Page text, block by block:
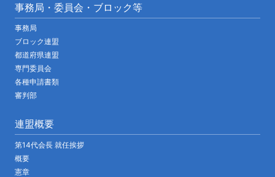
事務局・委員会・ブロック等
事務局
ブロック連盟
都道府県連盟
専門委員会
各種申請書類
審判部
連盟概要
第14代会長 就任挨拶
概要
憲章